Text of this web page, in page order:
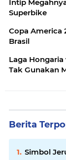
Intip
Superbike
Copa America
Brasil
Laga
Tak Gunakan
Berita
Simbol